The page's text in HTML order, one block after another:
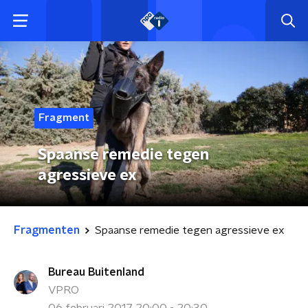
Fragment
Spaanse remedie tegen
agressieve ex
Fragmenten Spaanse remedie tegen agressieve ex
Bureau Buitenland
VPRO